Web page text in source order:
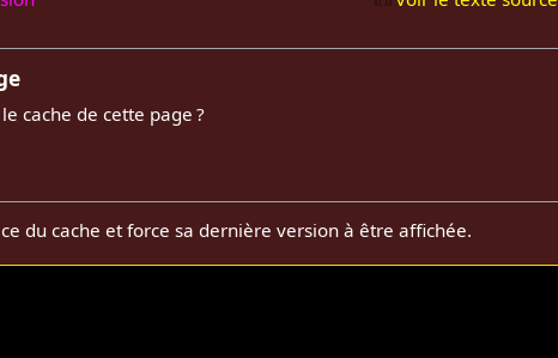
cache de cette page ?
du cache et force sa dernière version à être affichée.